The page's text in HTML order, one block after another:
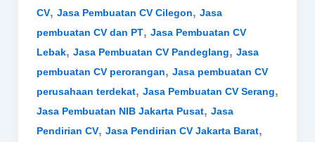
CV, Jasa Pembuatan CV Cilegon, Jasa
pembuatan CV dan PT, Jasa Pembuatan CV
Lebak, Jasa Pembuatan CV Pandeglang, Jasa
pembuatan CV perorangan, Jasa pembuatan CV
perusahaan terdekat, Jasa Pembuatan CV Serang,
Jasa Pembuatan NIB Jakarta Pusat, Jasa
Pendirian CV, Jasa Pendirian CV Jakarta Barat,